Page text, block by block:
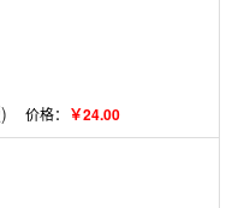
价格： ￥24.00